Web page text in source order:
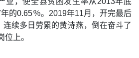
的0.65％。2019年11月，开完最后
续多日劳累的黄诗燕，倒在奋斗了
上。